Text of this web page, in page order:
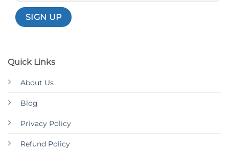
Quick Links
About Us
Blog
Privacy Policy
Refund Policy